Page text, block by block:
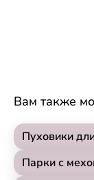
Вам также
Пуховики
Парки с